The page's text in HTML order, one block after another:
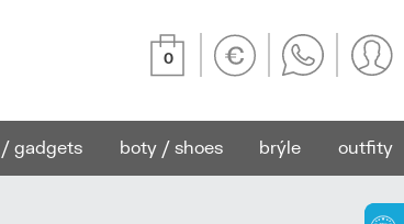
0
gadgets boty / shoes brýle outfity